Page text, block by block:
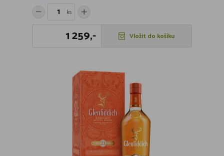
ks
1 259,- Vložit do košíku